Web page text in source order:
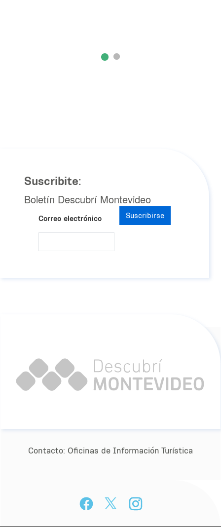
Suscribite:
Boletín Descubrí Montevideo
Correo electrónico Suscribirse
Contacto: Oﬁcinas de Información Turística